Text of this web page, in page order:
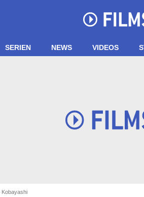
SERIEN NEWS VIDEOS
Kobayashi